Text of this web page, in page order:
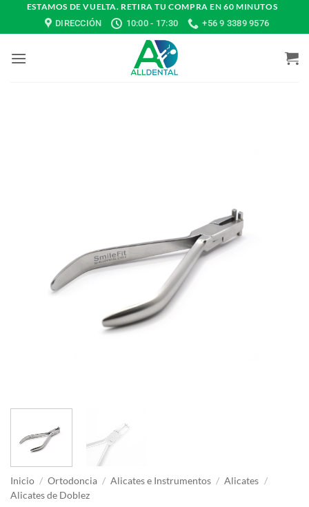
ESTAMOS DE VUELTA. RETIRA TU COMPRA EN 60 MINUTOS
DIRECCIÓN
10:00 - 17:30 +56 9 3389 9576
Inicio / Ortodoncia / Alicates e Instrumentos / Alicates /
Alicates de Doblez